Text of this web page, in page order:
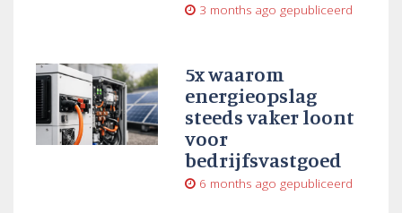
3 months ago gepubliceerd
5x waarom
energieopslag
steeds vaker loont
voor
bedrijfsvastgoed
6 months ago gepubliceerd